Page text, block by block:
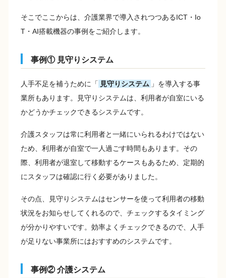
そこでここからは、介護業界で導入されつつあるICT・Io
T・AI搭載機器の事例をご紹介します。
事例① 見守りシステム
人手不足を補うために「 見守りシステム 」を導入する事
業所もあります。見守りシステムは、利用者が自室にいる
かどうかチェックできるシステムです。
介護スタッフは常に利用者と一緒にいられるわけではない
ため、利用者が自室で一人過ごす時間もあります。その
際、利用者が退室して移動するケースもあるため、定期的
にスタッフは確認に行く必要がありました。
その点、見守りシステムはセンサーを使って利用者の移動
状況をお知らせしてくれるので、チェックするタイミング
が分かりやすいです。効率よくチェックできるので、人手
が足りない事業所にはおすすめのシステムです。
事例② 介護システム